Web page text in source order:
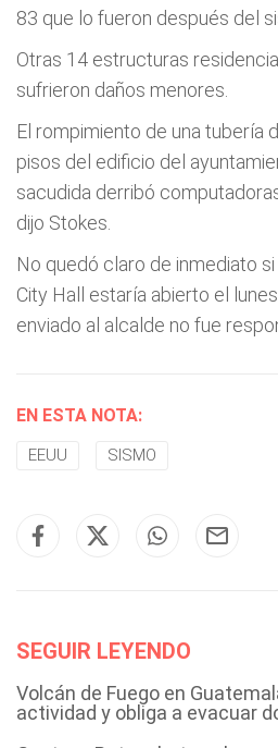
83 que lo fueron después del
Otras 14 estructuras
sufrieron daños menores.
El rompimiento de una tubería
pisos del edificio del
sacudida derribó
dijo Stokes.
No quedó claro de inmediato
City Hall estaría abierto el
enviado al alcalde no fue
EN ESTA NOTA:
EEUU SISMO
SEGUIR LEYENDO
Volcán de Fuego en
actividad y obliga a evacuar